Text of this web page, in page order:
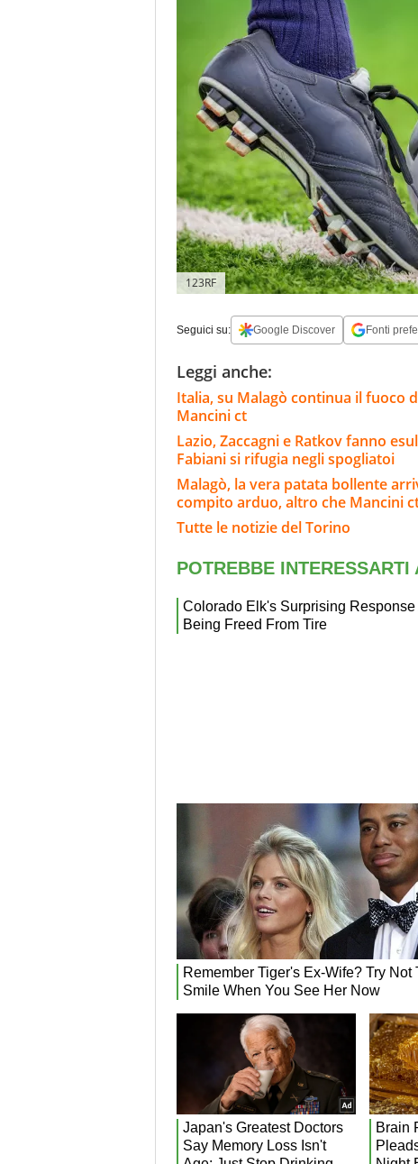
123RF
Seguici su: Google Discover Fonti
Leggi anche:
Italia, su Malagò continua il fuoco
Mancini ct
Lazio, Zaccagni e Ratkov fanno
Fabiani si rifugia negli spogliatoi
Malagò, la vera patata bollente
compito arduo, altro che Mancini
Tutte le notizie del Torino